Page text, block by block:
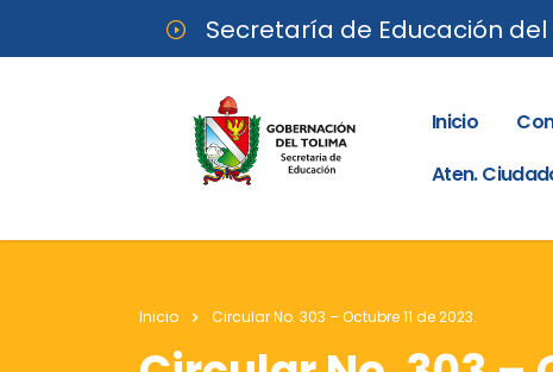
Secretaría de Educación del
Inicio
Aten.
Inicio Circular No. 303 – Octubre 11 de 2023.